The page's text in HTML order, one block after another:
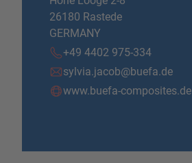
26180 Rastede
GERMANY
+49 4402 975-334
sylvia.jacob@buefa.de
www.buefa-composites.de